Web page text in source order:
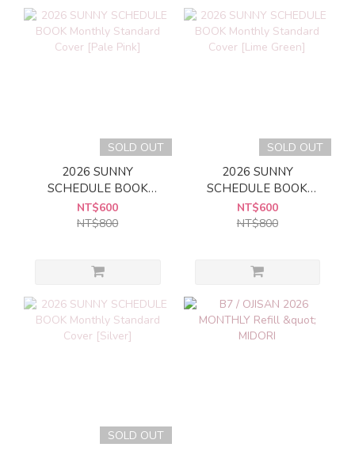
SOLD OUT
2026 SUNNY
SCHEDULE BOOK
Monthly Standard Cover
[Pale Pink]
NT$600
NT$800
SOLD OUT
2026 SUNNY
SCHEDULE BOOK
Monthly Standard Cover
[Lime Green]
NT$600
NT$800
SOLD OUT